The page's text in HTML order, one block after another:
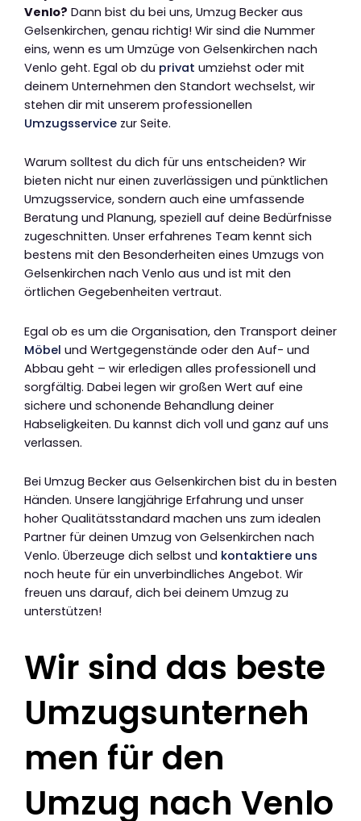
Venlo? Dann bist du bei uns, Umzug Becker aus
Gelsenkirchen, genau richtig! Wir sind die Nummer
eins, wenn es um Umzüge von Gelsenkirchen nach
Venlo geht. Egal ob du privat umziehst oder mit
deinem Unternehmen den Standort wechselst, wir
stehen dir mit unserem professionellen
Umzugsservice zur Seite.
Warum solltest du dich für uns entscheiden? Wir
bieten nicht nur einen zuverlässigen und pünktlichen
Umzugsservice, sondern auch eine umfassende
Beratung und Planung, speziell auf deine Bedürfnisse
zugeschnitten. Unser erfahrenes Team kennt sich
bestens mit den Besonderheiten eines Umzugs von
Gelsenkirchen nach Venlo aus und ist mit den
örtlichen Gegebenheiten vertraut.
Egal ob es um die Organisation, den Transport deiner
Möbel und Wertgegenstände oder den Auf- und
Abbau geht – wir erledigen alles professionell und
sorgfältig. Dabei legen wir großen Wert auf eine
sichere und schonende Behandlung deiner
Habseligkeiten. Du kannst dich voll und ganz auf uns
verlassen.
Bei Umzug Becker aus Gelsenkirchen bist du in besten
Händen. Unsere langjährige Erfahrung und unser
hoher Qualitätsstandard machen uns zum idealen
Partner für deinen Umzug von Gelsenkirchen nach
Venlo. Überzeuge dich selbst und kontaktiere uns
noch heute für ein unverbindliches Angebot. Wir
freuen uns darauf, dich bei deinem Umzug zu
unterstützen!
Wir sind das beste
Umzugsunterneh
men für den
Umzug nach Venlo